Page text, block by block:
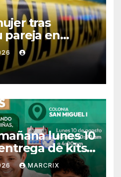
tras
pareja en
lunes 10
de kits
MARCRIX